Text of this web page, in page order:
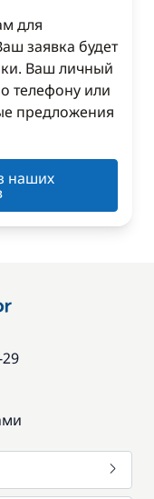
для
заявка будет
Ваш личный
телефону или
предложения
наших